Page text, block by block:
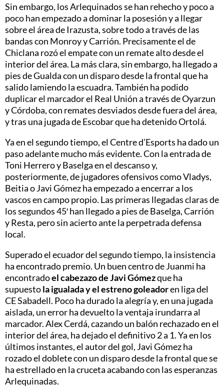
Sin embargo, los Arlequinados se han rehecho y poco a
poco han empezado a dominar la posesión y a llegar
sobre el área de Irazusta, sobre todo a través de las
bandas con Monroy y Carrión. Precisamente el de
Chiclana rozó el empate con un remate alto desde el
interior del área. La más clara, sin embargo, ha llegado a
pies de Gualda con un disparo desde la frontal que ha
salido lamiendo la escuadra. También ha podido
duplicar el marcador el Real Unión a través de Oyarzun
y Córdoba, con remates desviados desde fuera del área,
y tras una jugada de Escobar que ha detenido Ortolá.
Ya en el segundo tiempo, el Centre d’Esports ha dado un
paso adelante mucho más evidente. Con la entrada de
Toni Herrero y Baselga en el descanso y,
posteriormente, de jugadores ofensivos como Vladys,
Beitia o Javi Gómez ha empezado a encerrar a los
vascos en campo propio. Las primeras llegadas claras de
los segundos 45′ han llegado a pies de Baselga, Carrión
y Resta, pero sin acierto ante la perpetrada defensa
local.
Superado el ecuador del segundo tiempo, la insistencia
ha encontrado premio. Un buen centro de Juanmi ha
encontradoel cabezazo de Javi Gómezque ha
supuestola igualada y el estreno goleadoren liga del
CE Sabadell. Poco ha durado la alegría y, en una jugada
aislada, un error ha devuelto la ventaja irundarra al
marcador. Alex Cerdá, cazando un balón rechazado en el
interior del área, ha dejado el definitivo 2 a 1. Ya en los
últimos instantes, el autor del gol, Javi Gómez ha
rozado el doblete con un disparo desde la frontal que se
ha estrellado en la cruceta acabando con las esperanzas
Arlequinadas.